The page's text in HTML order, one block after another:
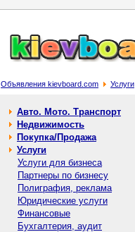
Объявления kievboard.com Услуги
Авто. Мото. Транспорт
Недвижимость
Покупка/Продажа
Услуги
Услуги для бизнеса
Партнеры по бизнесу
Полиграфия, реклама
Юридические услуги
Финансовые
Бухгалтерия, аудит